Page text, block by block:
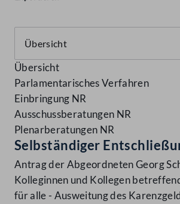
Übersicht
Parlamentarisches Verfahren
Einbringung NR
Ausschussberatungen NR
Plenarberatungen NR
Selbständiger
Antrag der Abgeordneten Georg
Kolleginnen und Kollegen
für alle - Ausweitung des